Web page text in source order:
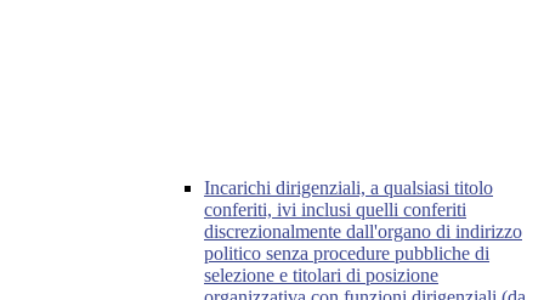
Incarichi dirigenziali, a qualsiasi titolo
conferiti, ivi inclusi quelli conferiti
discrezionalmente dall'organo di indirizzo
politico senza procedure pubbliche di
selezione e titolari di posizione